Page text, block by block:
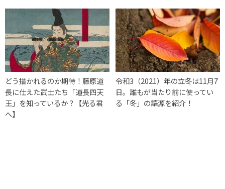
どう描かれるのか期待！藤原道
長に仕えた武士たち「道長四天
王」を知っているか？【光る君
へ】
令和3（2021）年の立冬は11月7
日。誰もが当たり前に使ってい
る「冬」の語源を紹介！